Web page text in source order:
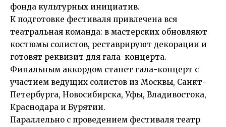
фонда культурных инициатив.
К подготовке фестиваля привлечена вся
театральная команда: в мастерских обновляют
костюмы солистов, реставрируют декорации и
готовят реквизит для гала-концерта.
Финальным аккордом станет гала-концерт с
участием ведущих солистов из Москвы, Санкт-
Петербурга, Новосибирска, Уфы, Владивостока,
Краснодара и Бурятии.
Параллельно с проведением фестиваля театр